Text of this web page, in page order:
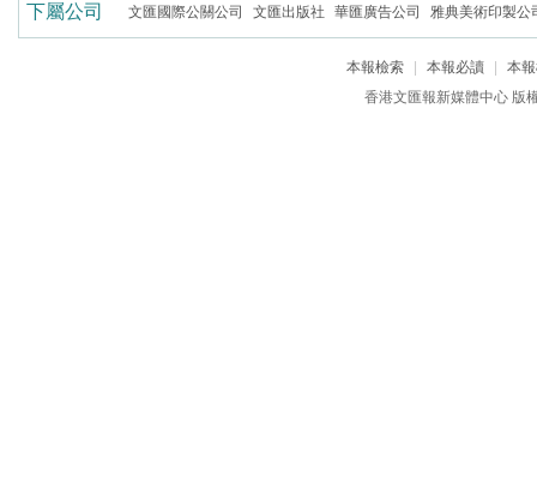
下屬公司 文匯國際公關公司 文匯出版社 華匯廣告公司 雅典美術印製公
本報檢索 本報必讀
本
香港文匯報新媒體中心 版